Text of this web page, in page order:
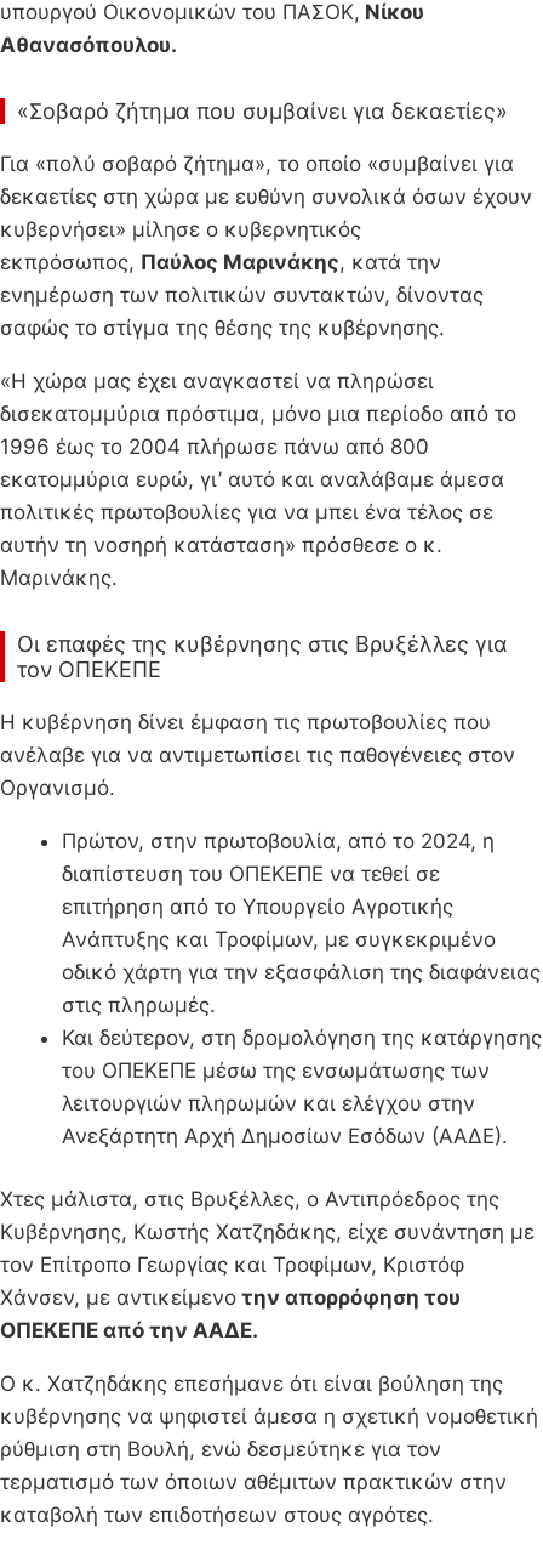
υπουργού Οικονομικών του ΠΑΣΟΚ, Νίκου
Αθανασόπουλου.
«Σοβαρό ζήτημα που συμβαίνει για δεκαετίες»
Για «πολύ σοβαρό ζήτημα», το οποίο «συμβαίνει για
δεκαετίες στη χώρα με ευθύνη συνολικά όσων έχουν
κυβερνήσει» μίλησε ο κυβερνητικός
εκπρόσωπος, Παύλος Μαρινάκης, κατά την
ενημέρωση των πολιτικών συντακτών, δίνοντας
σαφώς το στίγμα της θέσης της κυβέρνησης.
«Η χώρα μας έχει αναγκαστεί να πληρώσει
δισεκατομμύρια πρόστιμα, μόνο μια περίοδο από το
1996 έως το 2004 πλήρωσε πάνω από 800
εκατομμύρια ευρώ, γι’ αυτό και αναλάβαμε άμεσα
πολιτικές πρωτοβουλίες για να μπει ένα τέλος σε
αυτήν τη νοσηρή κατάσταση» πρόσθεσε ο κ.
Μαρινάκης.
Οι επαφές της κυβέρνησης στις Βρυξέλλες για
τον ΟΠΕΚΕΠΕ
Η κυβέρνηση δίνει έμφαση τις πρωτοβουλίες που
ανέλαβε για να αντιμετωπίσει τις παθογένειες στον
Οργανισμό.
Πρώτον, στην πρωτοβουλία, από το 2024, η
διαπίστευση του ΟΠΕΚΕΠΕ να τεθεί σε
επιτήρηση από το Υπουργείο Αγροτικής
Ανάπτυξης και Τροφίμων, με συγκεκριμένο
οδικό χάρτη για την εξασφάλιση της διαφάνειας
στις πληρωμές.
Και δεύτερον, στη δρομολόγηση της κατάργησης
του ΟΠΕΚΕΠΕ μέσω της ενσωμάτωσης των
λειτουργιών πληρωμών και ελέγχου στην
Ανεξάρτητη Αρχή Δημοσίων Εσόδων (ΑΑΔΕ).
Χτες μάλιστα, στις Βρυξέλλες, ο Αντιπρόεδρος της
Κυβέρνησης, Κωστής Χατζηδάκης, είχε συνάντηση με
τον Επίτροπο Γεωργίας και Τροφίμων, Κριστόφ
Χάνσεν, με αντικείμενο την απορρόφηση του
ΟΠΕΚΕΠΕ από την ΑΑΔΕ.
Ο κ. Χατζηδάκης επεσήμανε ότι είναι βούληση της
κυβέρνησης να ψηφιστεί άμεσα η σχετική νομοθετική
ρύθμιση στη Βουλή, ενώ δεσμεύτηκε για τον
τερματισμό των όποιων αθέμιτων πρακτικών στην
καταβολή των επιδοτήσεων στους αγρότες.